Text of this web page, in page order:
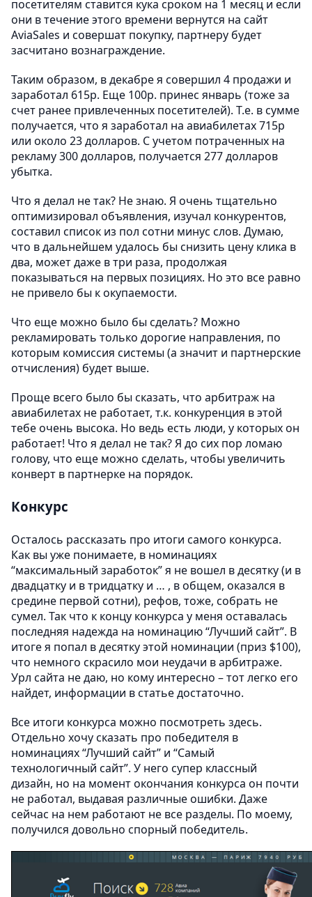
посетителям ставится кука сроком на 1 месяц и если
они в течение этого времени вернутся на сайт
AviaSales и совершат покупку, партнеру будет
засчитано вознаграждение.
Таким образом, в декабре я совершил 4 продажи и
заработал 615р. Еще 100р. принес январь (тоже за
счет ранее привлеченных посетителей). Т.е. в сумме
получается, что я заработал на авиабилетах 715р
или около 23 долларов. С учетом потраченных на
рекламу 300 долларов, получается 277 долларов
убытка.
Что я делал не так? Не знаю. Я очень тщательно
оптимизировал объявления, изучал конкурентов,
составил список из пол сотни минус слов. Думаю,
что в дальнейшем удалось бы снизить цену клика в
два, может даже в три раза, продолжая
показываться на первых позициях. Но это все равно
не привело бы к окупаемости.
Что еще можно было бы сделать? Можно
рекламировать только дорогие направления, по
которым комиссия системы (а значит и партнерские
отчисления) будет выше.
Проще всего было бы сказать, что арбитраж на
авиабилетах не работает, т.к. конкуренция в этой
тебе очень высока. Но ведь есть люди, у которых он
работает! Что я делал не так? Я до сих пор ломаю
голову, что еще можно сделать, чтобы увеличить
конверт в партнерке на порядок.
Конкурс
Осталось рассказать про итоги самого конкурса.
Как вы уже понимаете, в номинациях
“максимальный заработок” я не вошел в десятку (и в
двадцатку и в тридцатку и … , в общем, оказался в
средине первой сотни), рефов, тоже, собрать не
сумел. Так что к концу конкурса у меня оставалась
последняя надежда на номинацию “Лучший сайт”. В
итоге я попал в десятку этой номинации (приз $100),
что немного скрасило мои неудачи в арбитраже.
Урл сайта не даю, но кому интересно – тот легко его
найдет, информации в статье достаточно.
Все итоги конкурса можно посмотреть здесь.
Отдельно хочу сказать про победителя в
номинациях “Лучший сайт” и “Самый
технологичный сайт”. У него супер классный
дизайн, но на момент окончания конкурса он почти
не работал, выдавая различные ошибки. Даже
сейчас на нем работают не все разделы. По моему,
получился довольно спорный победитель.